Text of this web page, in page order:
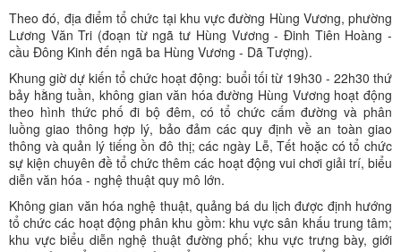
Theo đó, địa điểm tổ chức tại khu vực đường Hùng Vương, phường
Lương Văn Tri (đoạn từ ngã tư Hùng Vương - Đinh Tiên Hoàng -
cầu Đông Kinh đến ngã ba Hùng Vương - Dã Tượng).
Khung giờ dự kiến tổ chức hoạt động: buổi tối từ 19h30 - 22h30 thứ
bảy hằng tuần, không gian văn hóa đường Hùng Vương hoạt động
theo hình thức phố đi bộ đêm, có tổ chức cấm đường và phân
luồng giao thông hợp lý, bảo đảm các quy định về an toàn giao
thông và quản lý tiếng ồn đô thị; các ngày Lễ, Tết hoặc có tổ chức
sự kiện chuyên đề tổ chức thêm các hoạt động vui chơi giải trí, biểu
diễn văn hóa - nghệ thuật quy mô lớn.
Không gian văn hóa nghệ thuật, quảng bá du lịch được định hướng
tổ chức các hoạt động phân khu gồm: khu vực sân khấu trung tâm;
khu vực biểu diễn nghệ thuật đường phố; khu vực trưng bày, giới